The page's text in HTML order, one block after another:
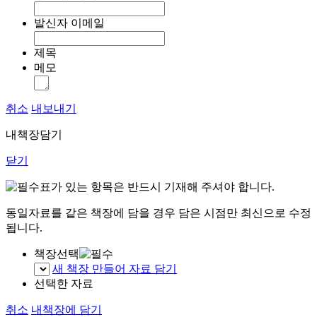
발신자 이메일
제목
메모
취소 내보내기
내책장담기
닫기
표가 있는 항목은 반드시 기재해 주셔야 합니다.
동일자료를 같은 책장에 담을 경우 담은 시점만 최신으로 수정
됩니다.
책장선택
새 책장 만들어 자료 담기
선택한 자료
취소 내책장에 담기